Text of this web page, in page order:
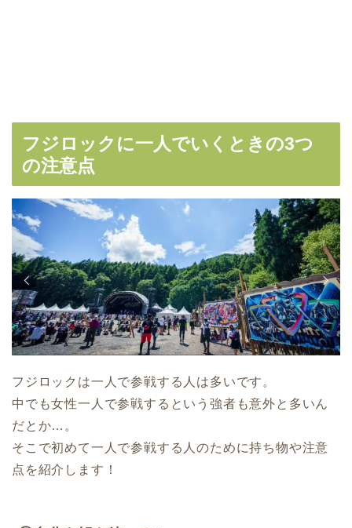
フジロックに一人でいくときの3つ
の注意点
フジロックは一人で参戦する人は多いです。
中でも女性一人で参戦するという強者も意外と多いん
だとか…。
そこで初めて一人で参戦する人のために持ち物や注意
点を紹介します！